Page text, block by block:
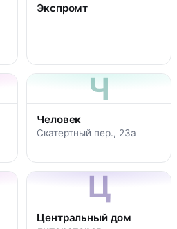
Экспромт
Ч
Человек
Скатертный пер., 23а
Ц
Центральный дом